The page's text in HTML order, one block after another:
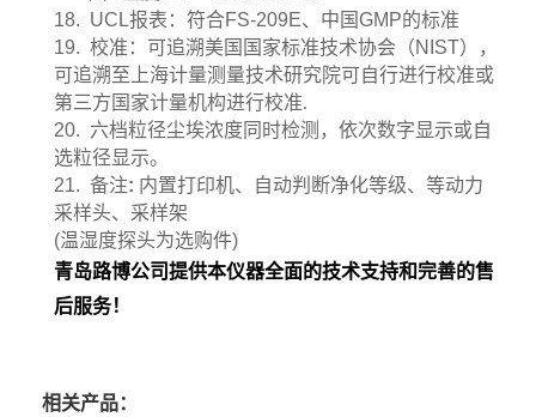
18. UCL报表：符合FS-209E、中国GMP的标准
19. 校准：可追溯美国国家标准技术协会（NIST），
可追溯至上海计量测量技术研究院可自行进行校准或
第三方国家计量机构进行校准.
20. 六档粒径尘埃浓度同时检测，依次数字显示或自
选粒径显示。
21. 备注: 内置打印机、自动判断净化等级、等动力
采样头、采样架
(温湿度探头为选购件)
青岛路博公司提供本仪器全面的技术支持和完善的售
后服务！
相关产品：